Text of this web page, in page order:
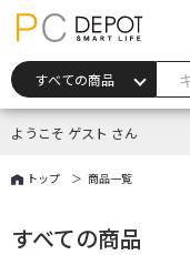
ようこそ ゲスト さん
トップ 商品一覧
すべての商品